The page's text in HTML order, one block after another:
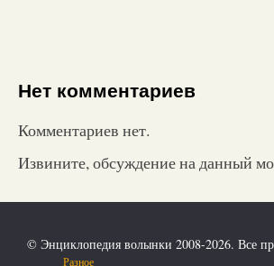
Нет комментариев
Комментариев нет.
Извините, обсуждение на данный
© Энциклопедия волынки 2008-2026. Все
Разное